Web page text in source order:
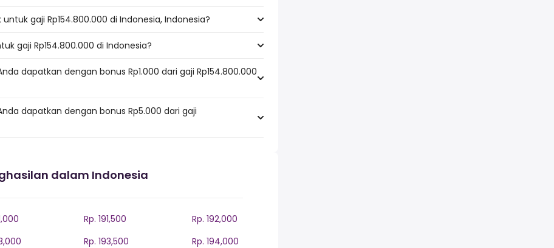
gaji Rp154.800.000 di Indonesia, Indonesia?
gaji Rp154.800.000 di Indonesia?
dapatkan dengan bonus Rp1.000 dari gaji Rp154.800.000
dapatkan dengan bonus Rp5.000 dari gaji
dalam Indonesia
Rp. 191,500
Rp. 192,000
Rp. 193,500
Rp. 194,000